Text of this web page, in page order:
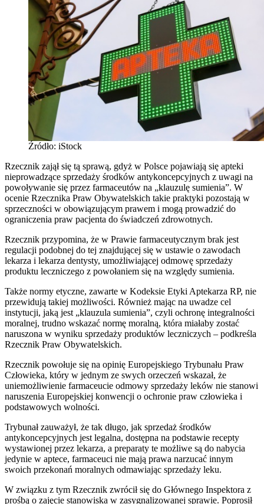
Źródło: iStock
Rzecznik zajął się tą sprawą, gdyż w Polsce pojawiają się apteki
nieprowadzące sprzedaży środków antykoncepcyjnych z uwagi na
powoływanie się przez farmaceutów na „klauzulę sumienia”. W
ocenie Rzecznika Praw Obywatelskich takie praktyki pozostają w
sprzeczności w obowiązującym prawem i mogą prowadzić do
ograniczenia praw pacjenta do świadczeń zdrowotnych.
Rzecznik przypomina, że w Prawie farmaceutycznym brak jest
regulacji podobnej do tej znajdującej się w ustawie o zawodach
lekarza i lekarza dentysty, umożliwiającej odmowę sprzedaży
produktu leczniczego z powołaniem się na względy sumienia.
Także normy etyczne, zawarte w Kodeksie Etyki Aptekarza RP, nie
przewidują takiej możliwości. Również mając na uwadze cel
instytucji, jaką jest „klauzula sumienia”, czyli ochronę integralności
moralnej, trudno wskazać normę moralną, która miałaby zostać
naruszona w wyniku sprzedaży produktów leczniczych – podkreśla
Rzecznik Praw Obywatelskich.
Rzecznik powołuje się na opinię Europejskiego Trybunału Praw
Człowieka, który w jednym ze swych orzeczeń wskazał, że
uniemożliwienie farmaceucie odmowy sprzedaży leków nie stanowi
naruszenia Europejskiej konwencji o ochronie praw człowieka i
podstawowych wolności.
Trybunał zauważył, że tak długo, jak sprzedaż środków
antykoncepcyjnych jest legalna, dostępna na podstawie recepty
wystawionej przez lekarza, a preparaty te możliwe są do nabycia
jedynie w aptece, farmaceuci nie mają prawa narzucać innym
swoich przekonań moralnych odmawiając sprzedaży leku.
W związku z tym Rzecznik zwrócił się do Głównego Inspektora z
prośbą o zajęcie stanowiska w zasygnalizowanej sprawie. Poprosił